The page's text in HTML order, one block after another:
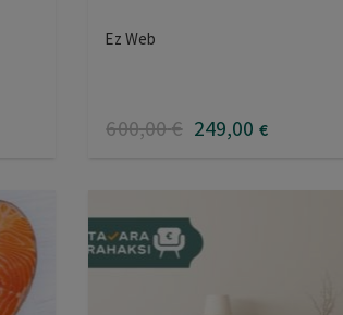
Ez Web
600,00€ 249,00 €